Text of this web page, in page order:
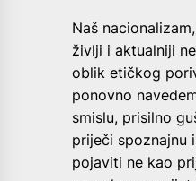
Naš
življi i aktualniji
oblik etičkog
ponovno
smislu, prisilno
priječi spoznajnu
pojaviti ne kao